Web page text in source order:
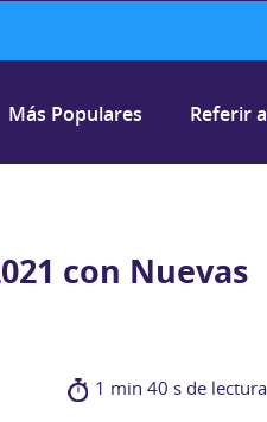
Más Populares Referir
con Nuevas
1 min 40 s de lectura